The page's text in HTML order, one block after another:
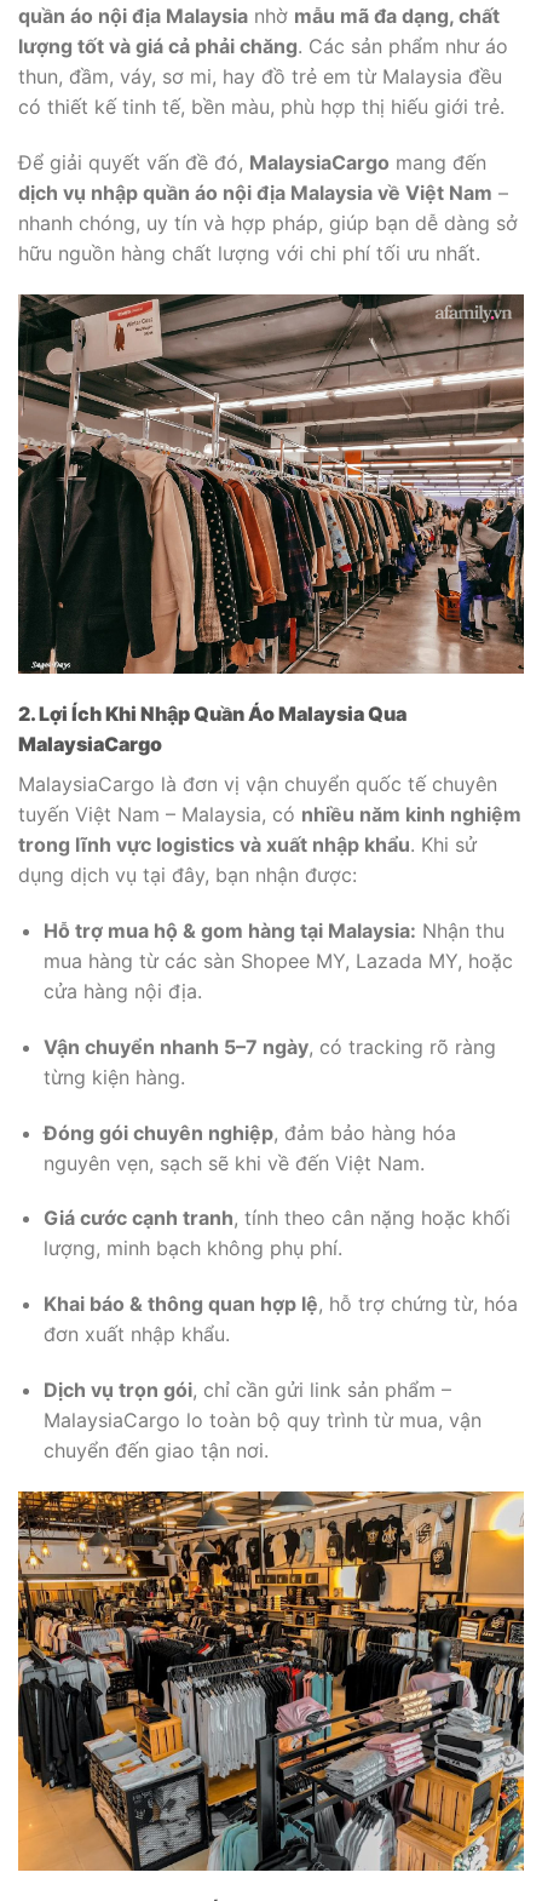
quần áo nội địa Malaysia nhờ mẫu mã đa dạng, chất
lượng tốt và giá cả phải chăng. Các sản phẩm như áo
thun, đầm, váy, sơ mi, hay đồ trẻ em từ Malaysia đều
có thiết kế tinh tế, bền màu, phù hợp thị hiếu giới trẻ.
Để giải quyết vấn đề đó, MalaysiaCargo mang đến
dịch vụ nhập quần áo nội địa Malaysia về Việt Nam –
nhanh chóng, uy tín và hợp pháp, giúp bạn dễ dàng sở
hữu nguồn hàng chất lượng với chi phí tối ưu nhất.
2. Lợi Ích Khi Nhập Quần Áo Malaysia Qua
MalaysiaCargo
MalaysiaCargo là đơn vị vận chuyển quốc tế chuyên
tuyến Việt Nam – Malaysia, có nhiều năm kinh nghiệm
trong lĩnh vực logistics và xuất nhập khẩu. Khi sử
dụng dịch vụ tại đây, bạn nhận được:
Hỗ trợ mua hộ & gom hàng tại Malaysia: Nhận thu
mua hàng từ các sàn Shopee MY, Lazada MY, hoặc
cửa hàng nội địa.
Vận chuyển nhanh 5–7 ngày, có tracking rõ ràng
từng kiện hàng.
Đóng gói chuyên nghiệp, đảm bảo hàng hóa
nguyên vẹn, sạch sẽ khi về đến Việt Nam.
Giá cước cạnh tranh, tính theo cân nặng hoặc khối
lượng, minh bạch không phụ phí.
Khai báo & thông quan hợp lệ, hỗ trợ chứng từ, hóa
đơn xuất nhập khẩu.
Dịch vụ trọn gói, chỉ cần gửi link sản phẩm –
MalaysiaCargo lo toàn bộ quy trình từ mua, vận
chuyển đến giao tận nơi.